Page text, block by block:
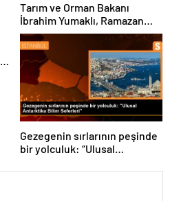
Tarım ve Orman Bakanı
İbrahim Yumaklı, Ramazan
denetimlerini
sıklaştırdıklarını açıkladı
Gezegenin sırlarının peşinde
bir yolculuk: “Ulusal